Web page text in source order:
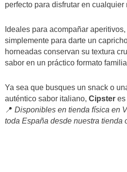
perfecto para disfrutar en cualquier
Ideales para acompañar
simplemente para darte un
horneadas conservan su textura
sabor en un práctico formato
Ya sea que busques un snack o
auténtico sabor italiano, Cipster es
📍 Disponibles en tienda física en
toda España desde nuestra tienda